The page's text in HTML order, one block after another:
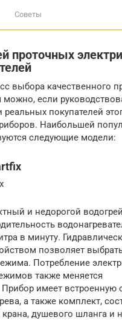
Советы
проточных
выбора качественного
можно, если
покупателей
Наибольшей
следующие модели:
и недорогой
в минуту.
позволяет
Потребление
также меняется
Прибор имеет встроенную
а также комплект,
душевого шланга и